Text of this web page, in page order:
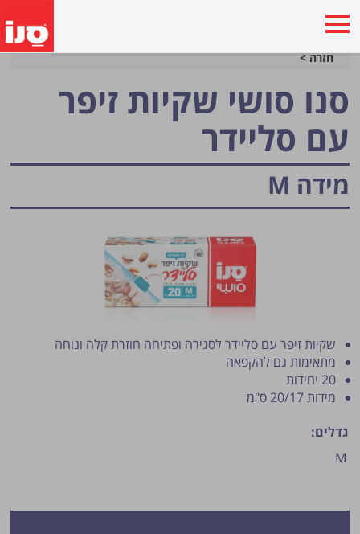
חזרה >
סנו סושי שקיות זיפר
עם סליידר
מידה M
שקיות זיפר עם סליידר לסגירה ופתיחה חוזרת קלה ונוחה
מתאימות גם להקפאה
20 יחידות
מידות 20/17 ס"מ
גדלים:
M